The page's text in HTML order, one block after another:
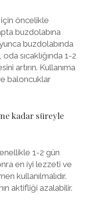
öncelikle
buzdolabına
buzdolabında
sıcaklığında 1-2
artırın. Kullanıma
baloncuklar
kadar süreyle
1-2 gün
en iyi lezzeti ve
kullanılmalıdır.
aktifliği azalabilir.